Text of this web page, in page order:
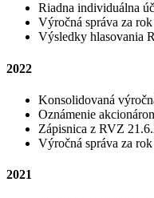
Riadna individuálna
Výročná správa za
Výsledky hlasovania
2022
Konsolidovaná
Oznámenie
Zápisnica z RVZ
Výročná správa za rok
2021